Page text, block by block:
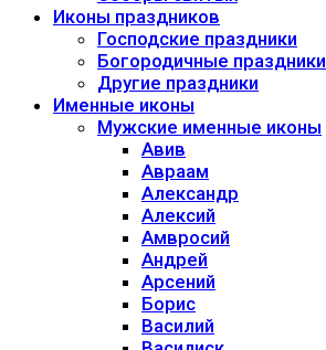
Иконы праздников
Господские праздники
Богородичные праздники
Другие праздники
Именные иконы
Мужские именные иконы
Авив
Авраам
Александр
Алексий
Амвросий
Андрей
Арсений
Борис
Василий